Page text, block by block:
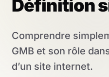
Définition
Comprendre
GMB et son rôle
d’un site internet.